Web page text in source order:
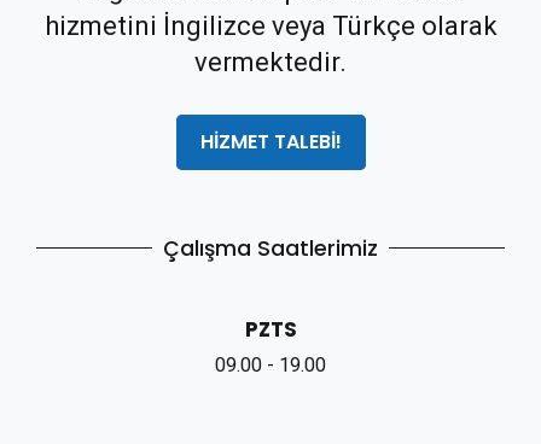
hizmetini İngilizce veya Türkçe olarak
vermektedir.
HİZMET TALEBİ!
Çalışma Saatlerimiz
PZTS
09.00 - 19.00